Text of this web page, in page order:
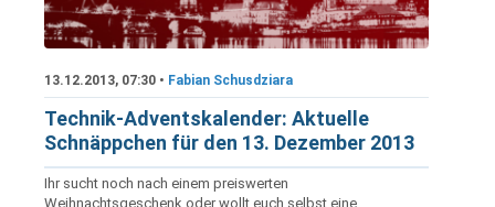
13.12.2013, 07:30 • Fabian Schusdziara
Technik-Adventskalender: Aktuelle
Schnäppchen für den 13. Dezember 2013
Ihr sucht noch nach einem preiswerten
Weihnachtsgeschenk oder wollt euch selbst eine